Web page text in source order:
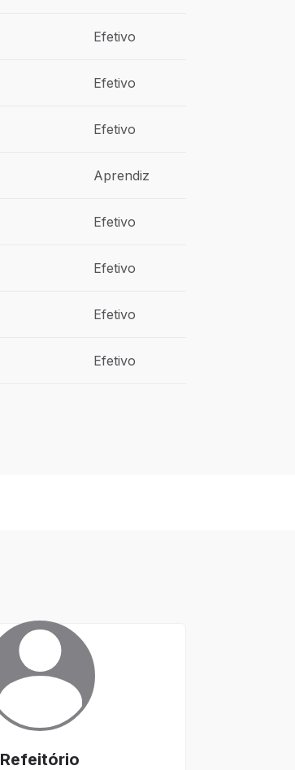
Efetivo
Efetivo
Efetivo
Aprendiz
Efetivo
Efetivo
Efetivo
Efetivo
Refeitório